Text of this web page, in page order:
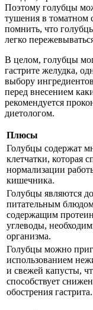
Поэтому голубцы
тушения в томатном
помнить, что
легко
В целом, голубцы
гастрите желудка,
выбору
перед внесением
рекомендуется
диетологом.
Плюсы
Голубцы содержат
клетчатки, которая
нормализации
кишечника.
Голубцы являются
питательным
содержащим
углеводы,
организма.
Голубцы можно
использованием
и свежей капусты,
способствует
обострения гастрита.